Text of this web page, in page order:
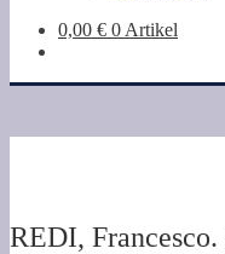
0,00 € 0 Artikel
REDI,